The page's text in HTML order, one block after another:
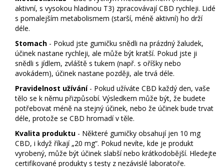
aktivní, s vysokou hladinou T3) zpracovávají CBD rychleji. Lidé
s pomalejším metabolismem (starší, méně aktivní) ho drží
déle.
Stomach - Pokud jste gumičku snědli na prázdný žaludek,
účinek nastane rychleji, ale může být kratší. Pokud jste ji
snědli s jídlem, zvláště s tukem (např. s oříšky nebo
avokádem), účinek nastane později, ale trvá déle.
Pravidelnost užívání- Pokud užíváte CBD každý den, vaše
tělo se k němu přizpůsobí. Výsledkem může být, že budete
potřebovat méně na stejný účinek, nebo že účinek bude trvat
déle, protože se CBD hromadí v těle.
Kvalita produktu - Některé gumičky obsahují jen 10 mg
CBD, i když říkají „20 mg“. Pokud nevíte, kde je produkt
vyrobený, může být účinek slabší nebo krátkodobější. Hledejte
certifikované produkty s testy z nezávislé laboratoře.